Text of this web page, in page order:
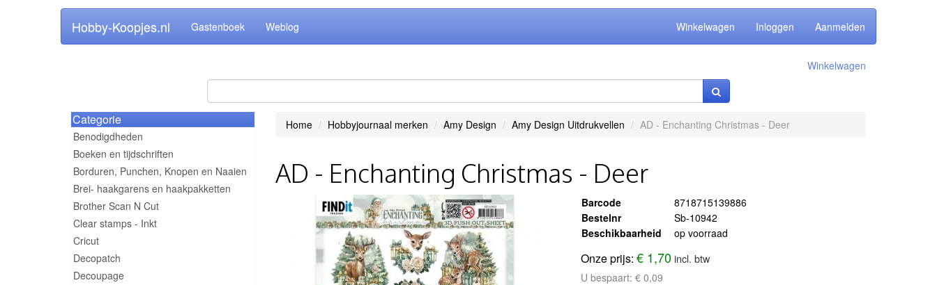
Hobby-Koopjes.nl Gastenboek Weblog Winkelwagen Inloggen Aanmelden
Winkelwagen
Categorie
Benodigdheden
Boeken en tijdschriften
Borduren, Punchen, Knopen en Naaien
Brei- haakgarens en haakpakketten
Brother Scan N Cut
Clear stamps - Inkt
Cricut
Decopatch
Decoupage
Home Hobbyjournaal merken Amy Design Amy Design Uitdrukvellen AD - Enchanting Christmas - Deer
AD - Enchanting Christmas - Deer
Barcode
8718715139886
Bestelnr
Sb-10942
Beschikbaarheid
op voorraad
Onze prijs:€ 1,70 incl. btw
U bespaart:€ 0,09